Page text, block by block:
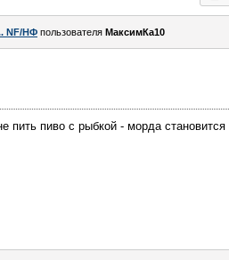
NF/НФ пользователя МаксимКа10
пиво с рыбкой - морда